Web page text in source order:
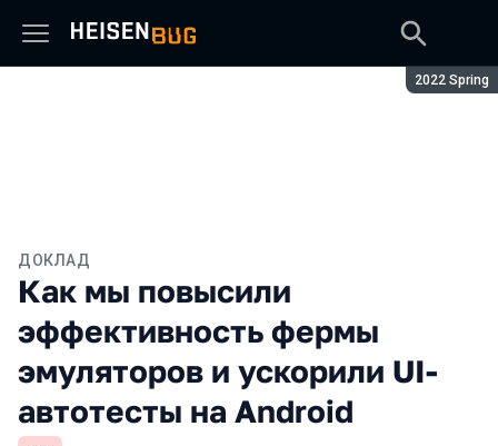
Сезон:
2022 Spring
ДОКЛАД
Как мы повысили
эффективность фермы
эмуляторов и ускорили UI-
автотесты на Android